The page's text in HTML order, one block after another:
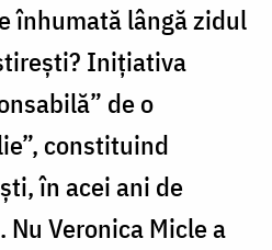
înhumată lângă zidul
Inițiativa
de o
constituind
în acei ani de
Veronica Micle a